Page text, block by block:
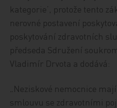
kategorie‘, protože tento
nerovné postavení
poskytování zdravotních
předseda Sdružení
Vladimír Drvota a dodává:
„Neziskové nemocnice
smlouvu se zdravotními